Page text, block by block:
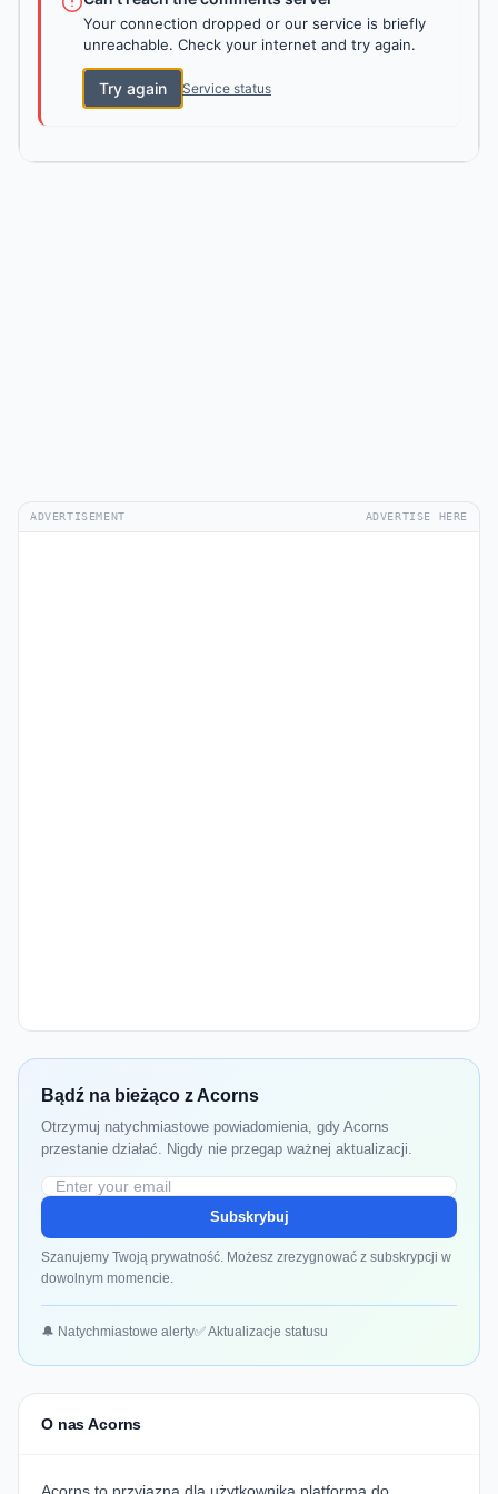
Your connection dropped or our service is briefly
unreachable. Check your internet and try again.
Try again Service status
ADVERTISEMENT ADVERTISE HERE
Bądź na bieżąco z Acorns
Otrzymuj natychmiastowe powiadomienia, gdy Acorns
przestanie działać. Nigdy nie przegap ważnej aktualizacji.
Subskrybuj
Szanujemy Twoją prywatność. Możesz zrezygnować z subskrypcji w
dowolnym momencie.
🔔 Natychmiastowe alerty✅ Aktualizacje statusu
O nas Acorns